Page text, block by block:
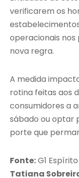
verificarem os
operacionais
nova regra.
A medida
rotina feitas aos
consumidores a
sábado ou optar
porte que
Fonte:G1
Tatiana